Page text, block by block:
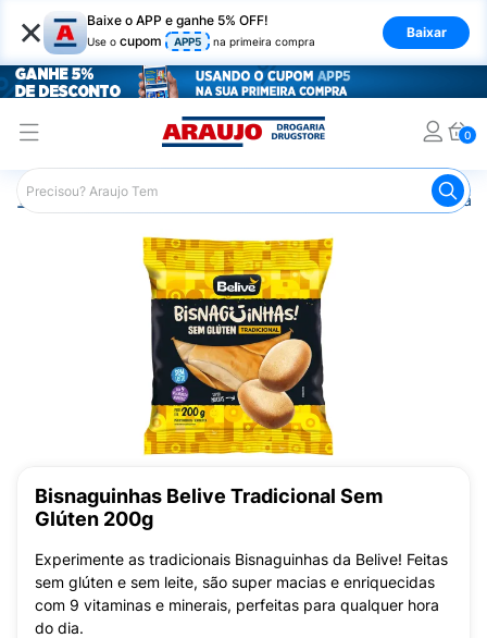
× Baixe o APP e ganhe 5% OFF!
Use o cupom APP5 na primeira compra
Baixar
0
Araujo Nutrição Saudável
Bisnaguinhas Belive Tradicional Sem
Glúten 200g
Experimente as tradicionais Bisnaguinhas da Belive! Feitas
sem glúten e sem leite, são super macias e enriquecidas
com 9 vitaminas e minerais, perfeitas para qualquer hora
do dia.